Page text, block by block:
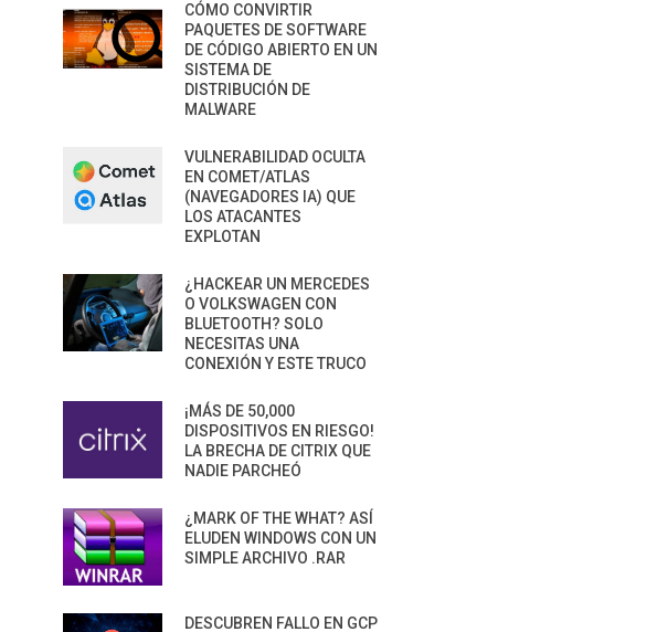
CÓMO CONVIRTIR
PAQUETES DE SOFTWARE
DE CÓDIGO ABIERTO EN UN
SISTEMA DE
DISTRIBUCIÓN DE
MALWARE
VULNERABILIDAD OCULTA
EN COMET/ATLAS
(NAVEGADORES IA) QUE
LOS ATACANTES
EXPLOTAN
¿HACKEAR UN MERCEDES
O VOLKSWAGEN CON
BLUETOOTH? SOLO
NECESITAS UNA
CONEXIÓN Y ESTE TRUCO
¡MÁS DE 50,000
DISPOSITIVOS EN RIESGO!
LA BRECHA DE CITRIX QUE
NADIE PARCHEÓ
¿MARK OF THE WHAT? ASÍ
ELUDEN WINDOWS CON UN
SIMPLE ARCHIVO .RAR
DESCUBREN FALLO EN GCP